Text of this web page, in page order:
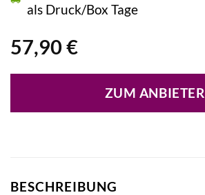
57,90 €
als Druck/Box Tage
ZUM ANBIETER
BESCHREIBUNG